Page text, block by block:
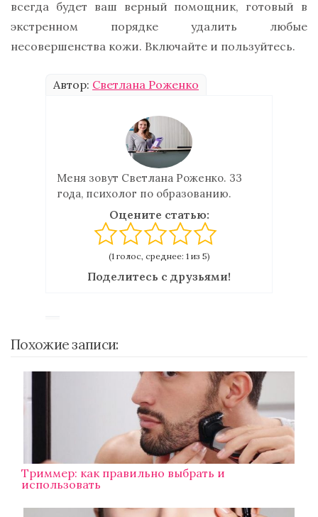
всегда будет ваш верный помощник, готовый в
экстренном порядке удалить любые
несовершенства кожи. Включайте и пользуйтесь.
Автор: Светлана Роженко
Меня зовут Светлана Роженко. 33
года, психолог по образованию.
Оцените статью:
(1 голос, среднее: 1 из 5)
Поделитесь с друзьями!
Похожие записи:
Триммер: как правильно выбрать и
использовать